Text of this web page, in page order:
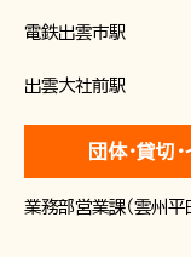
電鉄出雲市駅
出雲大社前駅
団体･貸切･
業務部営業課（雲州平